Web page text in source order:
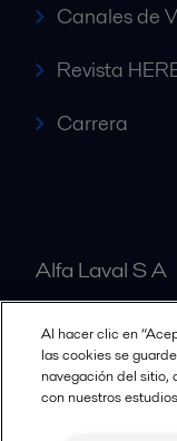
Canales de
Revista
Carrera
Alfa Laval S A
Nuestras
Al hacer clic en
las cookies se
navegación del sitio,
con nuestros